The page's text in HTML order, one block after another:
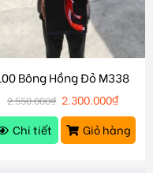
Bông Hồng Đỏ M338
2.550.000₫ 2.300.000₫
Chi tiết
Giỏ hàng